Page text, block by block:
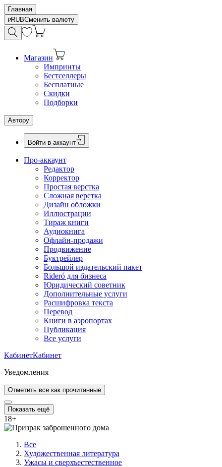
Главная
RUBСменить валюту
Магазин
Импринты
Бестселлеры
Бесплатные
Скидки
Подборки
Автору
Войти в аккаунт
Про-аккаунт
Редактор
Корректор
Простая верстка
Сложная верстка
Дизайн обложки
Иллюстрации
Тираж книги
Аудиокнига
Офлайн-продажи
Продвижение
Буктрейлер
Большой издательский пакет
Rideró для бизнеса
Юридический советник
Дополнительные услуги
Расшифровка текста
Перевод
Книги в аэропортах
Публикация
Все услуги
КабинетКабинет
Уведомления
Отметить все как прочитанные
Показать ещё
18+
Все
Художественная литература
Ужасы и сверхъестественное